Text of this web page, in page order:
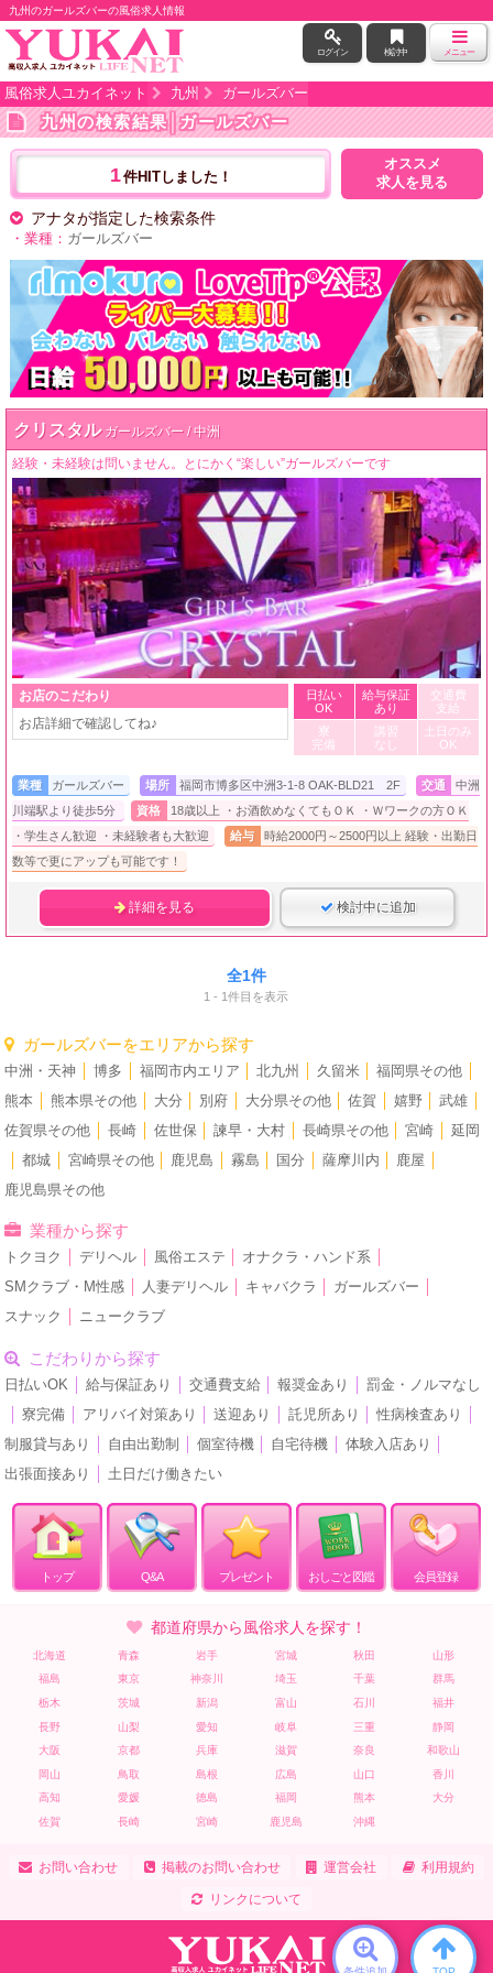
九州のガールズバーの風俗求人情報
ログイン 検討中 メニュー
風俗求人ユカイネット 九州 ガールズバー
九州の検索結果│ガールズバー
1件HITしました！
オススメ
求人を見る
アナタが指定した検索条件
・業種： ガールズバー
クリスタル ガールズバー / 中洲
経験・未経験は問いません。とにかく“楽しい”ガールズバーです
お店のこだわり
お店詳細で確認してね♪
日払い
OK
給与保証
あり
交通費
支給
寮
完備
講習
なし
土日のみ
OK
業種 ガールズバー 場所 福岡市博多区中洲3-1-8 OAK-BLD21 2F 交通
中洲
川端駅より徒歩5分
資格
18歳以上 ・お酒飲めなくてもＯＫ ・Ｗワークの方ＯＫ
・学生さん歓迎 ・未経験者も大歓迎
給与
時給2000円～2500円以上 経験・出勤日
数等で更にアップも可能です！
詳細を見る 検討中に追加
全1件
1 - 1件目を表示
ガールズバーをエリアから探す
中洲・天神 博多 福岡市内エリア 北九州 久留米 福岡県その他
熊本
熊本県その他 大分 別府 大分県その他 佐賀 嬉野 武雄
佐賀県その他
長崎 佐世保 諫早・大村 長崎県その他 宮崎
延岡
都城 宮崎県その他 鹿児島 霧島 国分 薩摩川内 鹿屋
鹿児島県その他
業種から探す
トクヨク デリヘル 風俗エステ オナクラ・ハンド系
SMクラブ・M性感
人妻デリヘル キャバクラ ガールズバー
スナック
ニュークラブ
こだわりから探す
日払いOK 給与保証あり 交通費支給 報奨金あり
罰金・ノルマなし
寮完備 アリバイ対策あり 送迎あり 託児所あり 性病検査あり
制服貸与あり
自由出勤制 個室待機 自宅待機 体験入店あり
出張面接あり
土日だけ働きたい
トップ Q&A プレゼント おしごと図鑑 会員登録
都道府県から風俗求人を探す！
北海道 青森 岩手 宮城 秋田
山形
福島
東京 神奈川 埼玉 千葉
群馬
栃木
茨城 新潟 富山 石川
福井
長野
山梨 愛知 岐阜 三重
静岡
大阪
京都 兵庫 滋賀 奈良
和歌山
岡山
鳥取 島根 広島 山口
香川
高知
愛媛 徳島 福岡 熊本
大分
佐賀
長崎 宮崎 鹿児島 沖縄
お問い合わせ 掲載のお問い合わせ 運営会社 利用規約
リンクについて